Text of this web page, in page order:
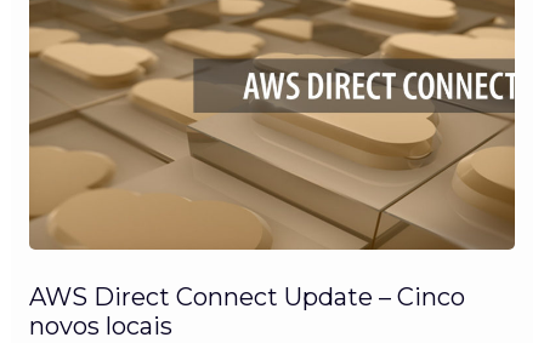
AWS Direct Connect Update – Cinco
novos locais